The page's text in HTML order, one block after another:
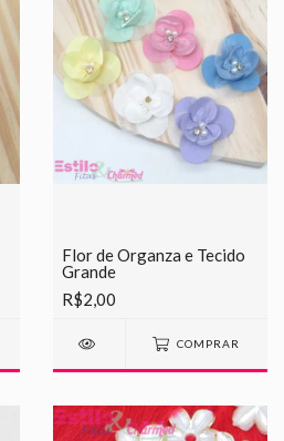
Flor de Organza e Tecido
Grande
R$2,00
COMPRAR